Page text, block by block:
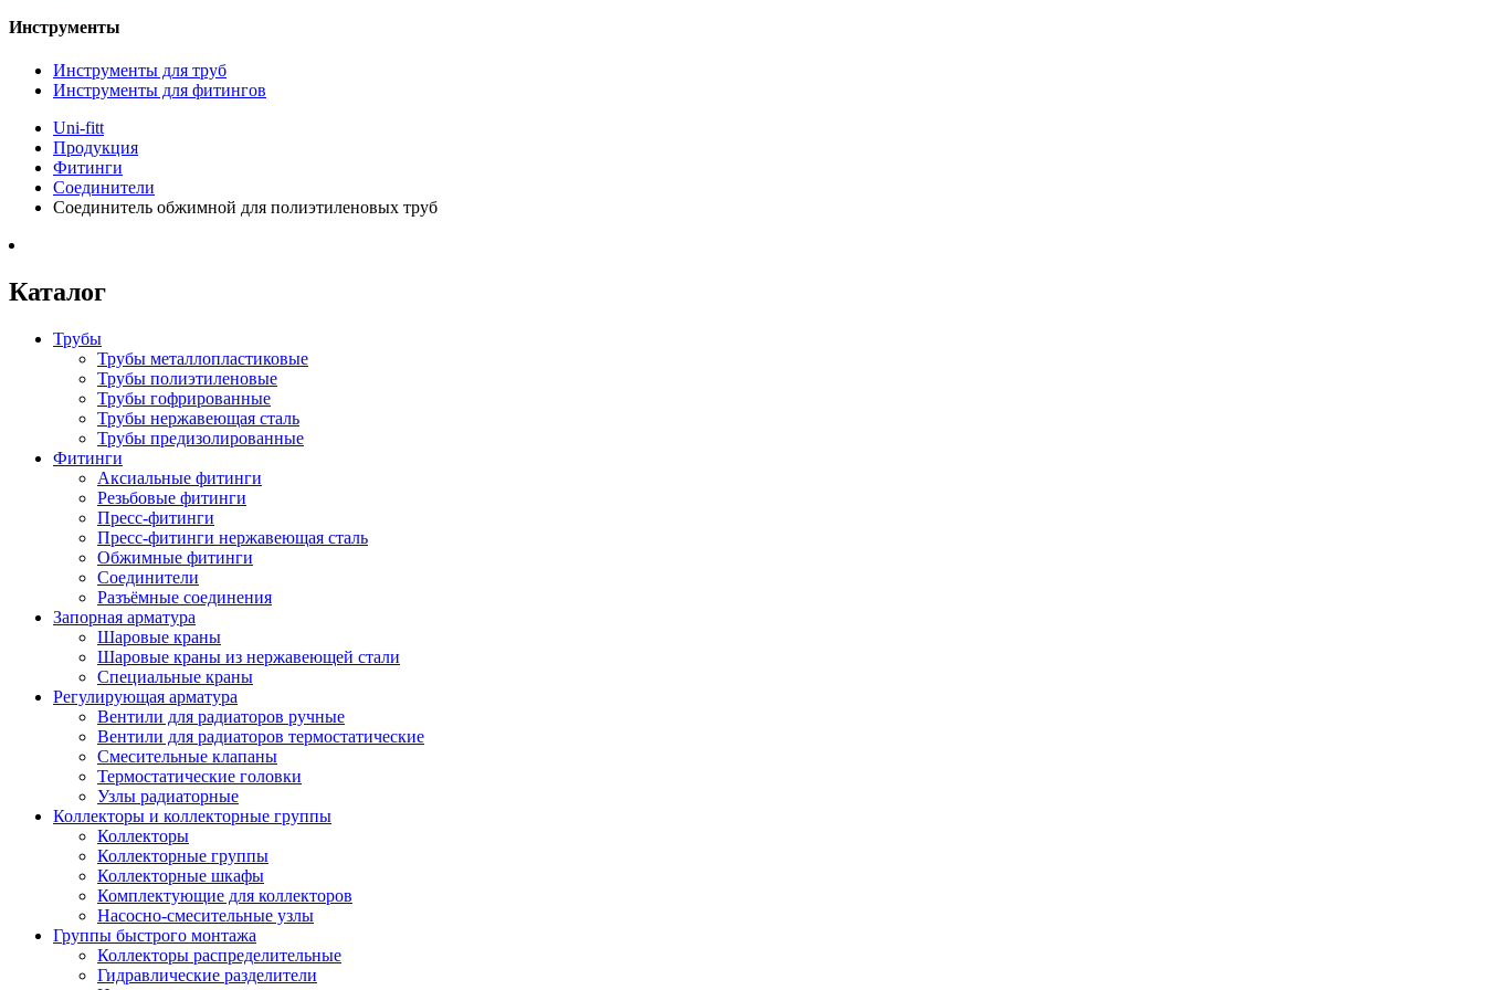
Инструменты
Инструменты для труб
Инструменты для фитингов
Uni-fitt
Продукция
Фитинги
Соединители
Соединитель обжимной для полиэтиленовых труб
Каталог
Трубы
Трубы металлопластиковые
Трубы полиэтиленовые
Трубы гофрированные
Трубы нержавеющая сталь
Трубы предизолированные
Фитинги
Аксиальные фитинги
Резьбовые фитинги
Пресс-фитинги
Пресс-фитинги нержавеющая сталь
Обжимные фитинги
Соединители
Разъёмные соединения
Запорная арматура
Шаровые краны
Шаровые краны из нержавеющей стали
Специальные краны
Регулирующая арматура
Вентили для радиаторов ручные
Вентили для радиаторов термостатические
Смесительные клапаны
Термостатические головки
Узлы радиаторные
Коллекторы и коллекторные группы
Коллекторы
Коллекторные группы
Коллекторные шкафы
Комплектующие для коллекторов
Насосно-смесительные узлы
Группы быстрого монтажа
Коллекторы распределительные
Гидравлические разделители